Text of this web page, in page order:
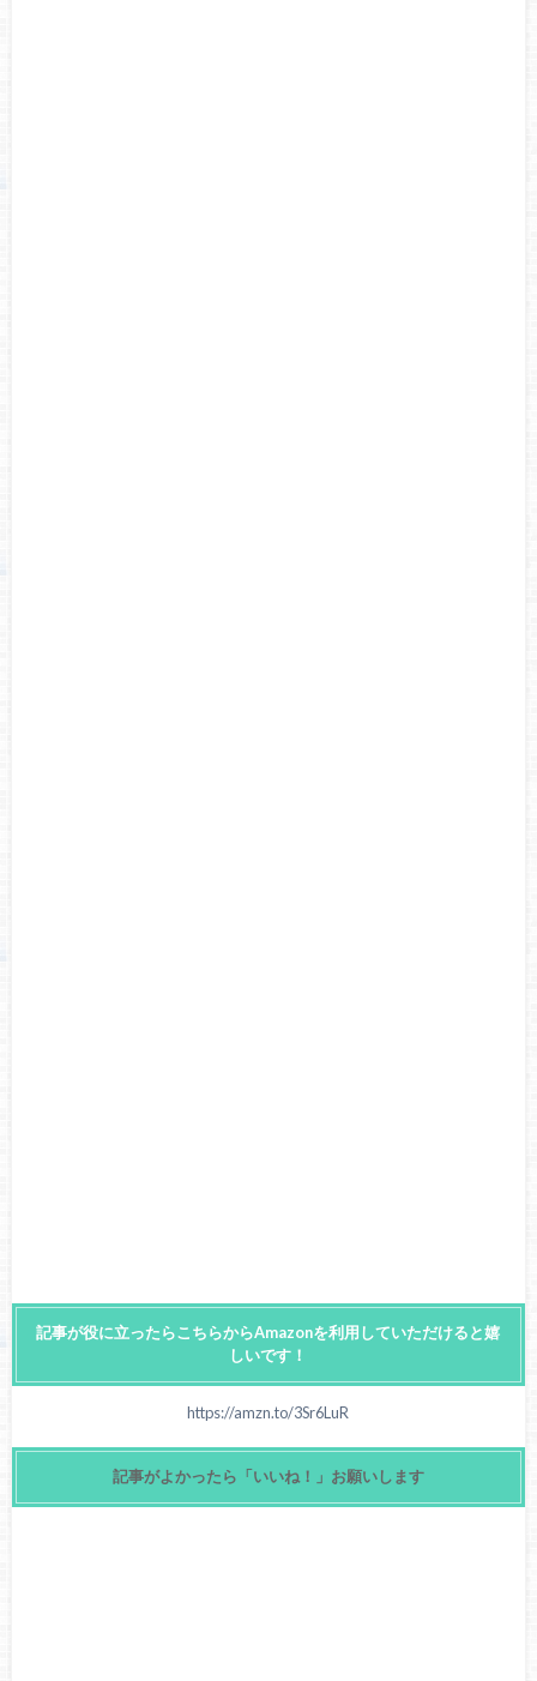
記事が役に立ったらこちらからAmazonを利用していただけると嬉
しいです！
https://amzn.to/3Sr6LuR
記事がよかったら「いいね！」お願いします